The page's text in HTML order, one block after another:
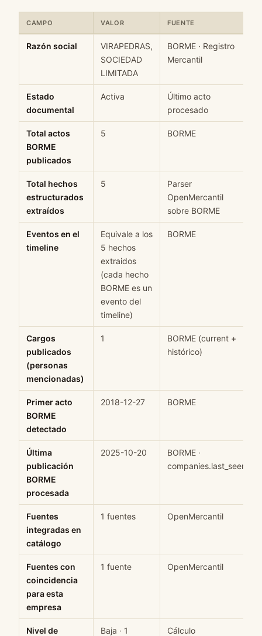
CAMPO VALOR FUENTE
Razón social
VIRAPEDRAS,
SOCIEDAD
LIMITADA
BORME · Registro
Mercantil
Estado
documental
Activa
Último acto
procesado
Total actos
BORME
publicados
5 BORME
Total hechos
estructurados
extraídos
5
Parser
OpenMercantil
sobre BORME
Eventos en el
timeline
Equivale a los
5 hechos
extraidos
(cada hecho
BORME es un
evento del
timeline)
BORME
Cargos
publicados
(personas
mencionadas)
1
BORME (current +
histórico)
Primer acto
BORME
detectado
2018-12-27 BORME
Última
publicación
BORME
procesada
2025-10-20
BORME ·
companies.last_seen
Fuentes
integradas en
catálogo
1 fuentes OpenMercantil
Fuentes con
coincidencia
para esta
empresa
1 fuente OpenMercantil
Nivel de
Baja · 1
Cálculo